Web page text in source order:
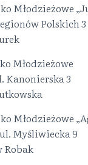
Młodzieżowe
Polskich 3
Młodzieżowe
Kanonierska 3
Młodzieżowe
Myśliwiecka 9
Robak